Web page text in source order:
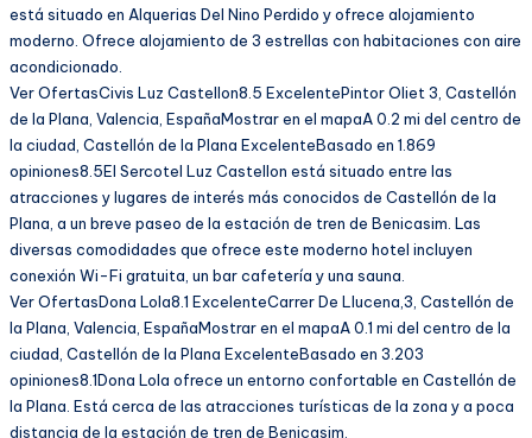
está situado en Alquerias Del Nino Perdido y ofrece alojamiento
moderno. Ofrece alojamiento de 3 estrellas con habitaciones con aire
acondicionado.
Ver OfertasCivis Luz Castellon8.5 ExcelentePintor Oliet 3, Castellón
de la Plana, Valencia, EspañaMostrar en el mapaA 0.2 mi del centro de
la ciudad, Castellón de la Plana ExcelenteBasado en 1.869
opiniones8.5El Sercotel Luz Castellon está situado entre las
atracciones y lugares de interés más conocidos de Castellón de la
Plana, a un breve paseo de la estación de tren de Benicasim. Las
diversas comodidades que ofrece este moderno hotel incluyen
conexión Wi-Fi gratuita, un bar cafetería y una sauna.
Ver OfertasDona Lola8.1 ExcelenteCarrer De Llucena,3, Castellón de
la Plana, Valencia, EspañaMostrar en el mapaA 0.1 mi del centro de la
ciudad, Castellón de la Plana ExcelenteBasado en 3.203
opiniones8.1Dona Lola ofrece un entorno confortable en Castellón de
la Plana. Está cerca de las atracciones turísticas de la zona y a poca
distancia de la estación de tren de Benicasim.